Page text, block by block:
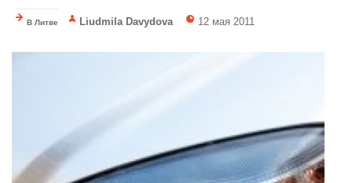
В Литве Liudmila Davydova 12 мая 2011